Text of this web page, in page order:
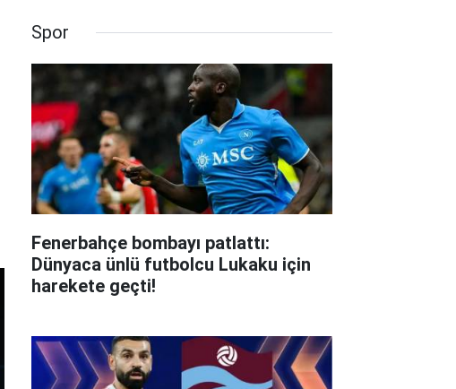
Spor
Fenerbahçe bombayı patlattı:
Dünyaca ünlü futbolcu Lukaku için
harekete geçti!